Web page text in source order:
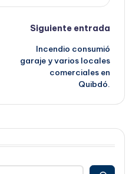
Siguiente entrada
Incendio consumió
garaje y varios locales
comerciales en
Quibdó.